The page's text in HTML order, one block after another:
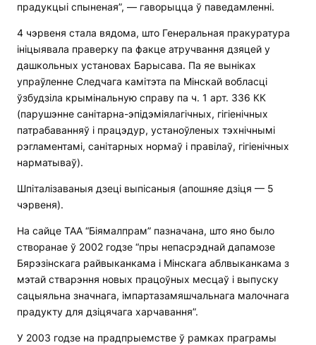
прадукцыі спыненая”, — гаворыцца ў паведамленні.
4 чэрвеня стала вядома, што Генеральная пракуратура
ініцыявала праверку па факце атручвання дзяцей у
дашкольных установах Барысава. Па яе выніках
упраўленне Следчага камітэта па Мінскай вобласці
ўзбудзіла крымінальную справу па ч. 1 арт. 336 КК
(парушэнне санітарна-эпідэміялагічных, гігіенічных
патрабаванняў і працэдур, устаноўленых тэхнічнымі
рэгламентамі, санітарных нормаў і правілаў, гігіенічных
нарматываў).
Шпіталізаваныя дзеці выпісаныя (апошняе дзіця — 5
чэрвеня).
На сайце ТАА “Біямалпрам” пазначана, што яно было
створанае ў 2002 годзе “пры непасрэднай дапамозе
Бярэзінскага райвыканкама і Мінскага аблвыканкама з
мэтай стварэння новых працоўных месцаў і выпуску
сацыяльна значнага, імпартазамяшчальнага малочнага
прадукту для дзіцячага харчавання”.
У 2003 годзе на прадпрыемстве ў рамках праграмы